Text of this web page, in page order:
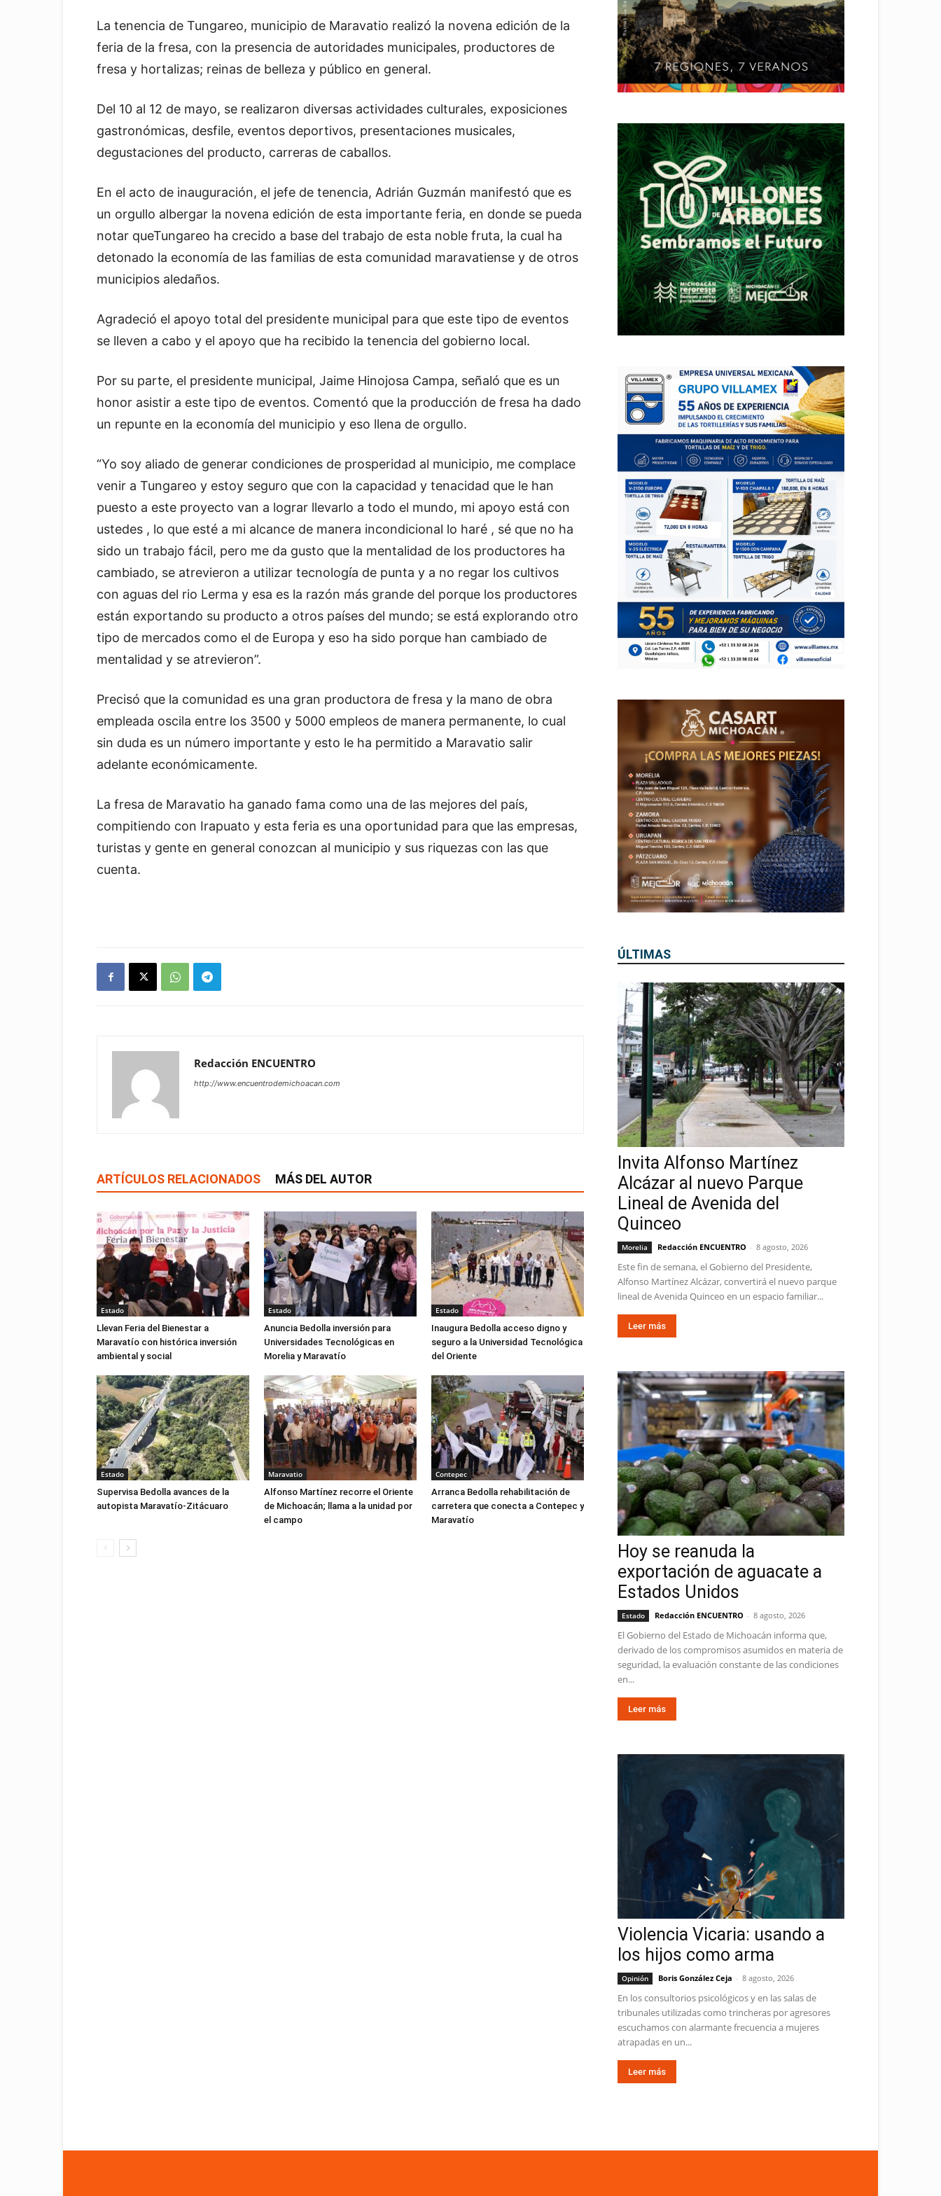
La tenencia de Tungareo, municipio de Maravatio realizó la novena edición de la
feria de la fresa, con la presencia de autoridades municipales, productores de
fresa y hortalizas; reinas de belleza y público en general.
Del 10 al 12 de mayo, se realizaron diversas actividades culturales, exposiciones
gastronómicas, desfile, eventos deportivos, presentaciones musicales,
degustaciones del producto, carreras de caballos.
En el acto de inauguración, el jefe de tenencia, Adrián Guzmán manifestó que es
un orgullo albergar la novena edición de esta importante feria, en donde se pueda
notar queTungareo ha crecido a base del trabajo de esta noble fruta, la cual ha
detonado la economía de las familias de esta comunidad maravatiense y de otros
municipios aledaños.
Agradeció el apoyo total del presidente municipal para que este tipo de eventos
se lleven a cabo y el apoyo que ha recibido la tenencia del gobierno local.
Por su parte, el presidente municipal, Jaime Hinojosa Campa, señaló que es un
honor asistir a este tipo de eventos. Comentó que la producción de fresa ha dado
un repunte en la economía del municipio y eso llena de orgullo.
“Yo soy aliado de generar condiciones de prosperidad al municipio, me complace
venir a Tungareo y estoy seguro que con la capacidad y tenacidad que le han
puesto a este proyecto van a lograr llevarlo a todo el mundo, mi apoyo está con
ustedes , lo que esté a mi alcance de manera incondicional lo haré , sé que no ha
sido un trabajo fácil, pero me da gusto que la mentalidad de los productores ha
cambiado, se atrevieron a utilizar tecnología de punta y a no regar los cultivos
con aguas del rio Lerma y esa es la razón más grande del porque los productores
están exportando su producto a otros países del mundo; se está explorando otro
tipo de mercados como el de Europa y eso ha sido porque han cambiado de
mentalidad y se atrevieron”.
Precisó que la comunidad es una gran productora de fresa y la mano de obra
empleada oscila entre los 3500 y 5000 empleos de manera permanente, lo cual
sin duda es un número importante y esto le ha permitido a Maravatio salir
adelante económicamente.
La fresa de Maravatio ha ganado fama como una de las mejores del país,
compitiendo con Irapuato y esta feria es una oportunidad para que las empresas,
turistas y gente en general conozcan al municipio y sus riquezas con las que
cuenta.
Redacción ENCUENTRO
http://www.encuentrodemichoacan.com
ARTÍCULOS RELACIONADOS MÁS DEL AUTOR
Estado
Llevan Feria del Bienestar a
Maravatío con histórica inversión
ambiental y social
Estado
Anuncia Bedolla inversión para
Universidades Tecnológicas en
Morelia y Maravatío
Estado
Inaugura Bedolla acceso digno y
seguro a la Universidad Tecnológica
del Oriente
Estado
Supervisa Bedolla avances de la
autopista Maravatío-Zitácuaro
Maravatio
Alfonso Martínez recorre el Oriente
de Michoacán; llama a la unidad por
el campo
Contepec
Arranca Bedolla rehabilitación de
carretera que conecta a Contepec y
Maravatío
ÚLTIMAS
Invita Alfonso Martínez
Alcázar al nuevo Parque
Lineal de Avenida del
Quinceo
Morelia Redacción ENCUENTRO - 8 agosto, 2026
Este fin de semana, el Gobierno del Presidente,
Alfonso Martínez Alcázar, convertirá el nuevo parque
lineal de Avenida Quinceo en un espacio familiar...
Leer más
Hoy se reanuda la
exportación de aguacate a
Estados Unidos
Estado Redacción ENCUENTRO - 8 agosto, 2026
El Gobierno del Estado de Michoacán informa que,
derivado de los compromisos asumidos en materia de
seguridad, la evaluación constante de las condiciones
en...
Leer más
Violencia Vicaria: usando a
los hijos como arma
Opinión Boris González Ceja - 8 agosto, 2026
En los consultorios psicológicos y en las salas de
tribunales utilizadas como trincheras por agresores
escuchamos con alarmante frecuencia a mujeres
atrapadas en un...
Leer más